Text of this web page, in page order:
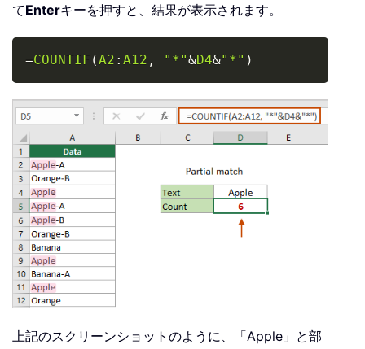
てEnterキーを押すと、結果が表示されます。
=COUNTIF (A2 : A12 , "*"&D4&"*" )
上記のスクリーンショットのように、「Apple」と部